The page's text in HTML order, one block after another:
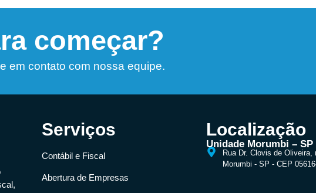
começar?
em contato com nossa equipe.
Serviços
Contábil e Fiscal
Abertura de Empresas
Localização
Unidade Morumbi – SP
Rua Dr. Clovis de Oliveira,
Morumbi - SP - CEP